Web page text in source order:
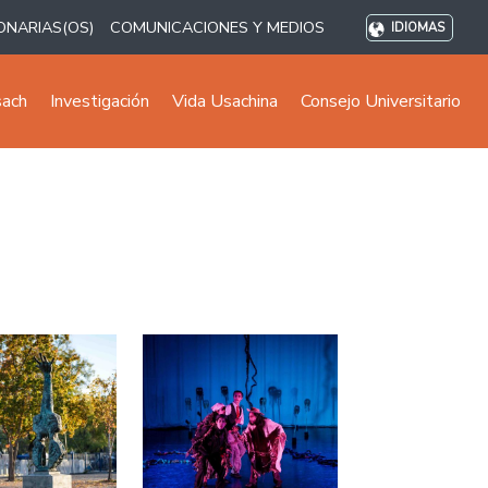
COMUNICACIONES Y MEDIOS IDIOMAS
Investigación Vida Usachina Consejo Universitario